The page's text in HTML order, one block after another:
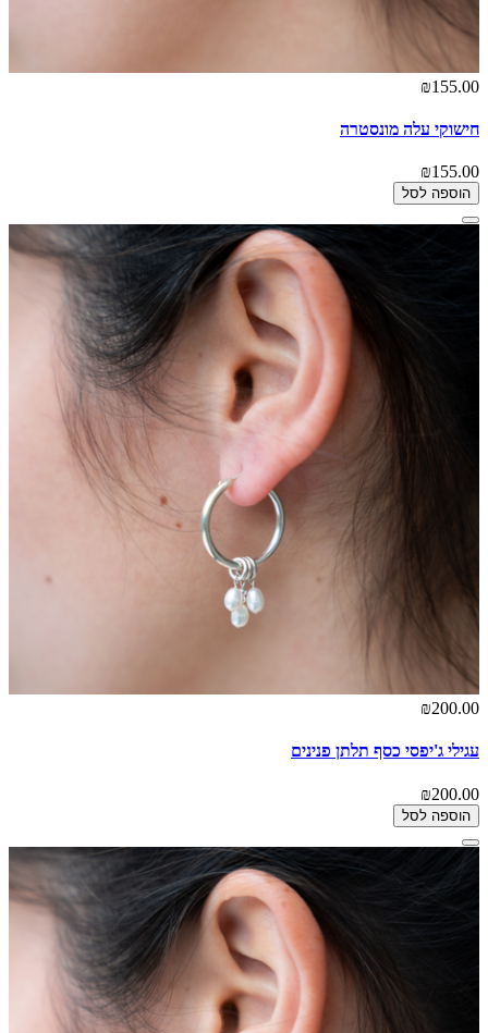
₪155.00
חישוקי עלה מונסטרה
₪155.00
הוספה לסל
₪200.00
עגילי ג'יפסי כסף תלתן פנינים
₪200.00
הוספה לסל